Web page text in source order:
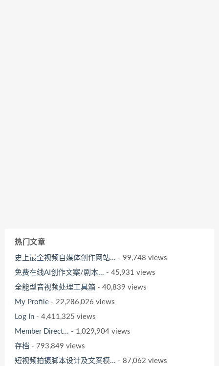
热门文章
史上最全视频自媒体创作网站... - 99,748 views
免费在线AI创作文案/剧本... - 45,931 views
全能型音视频处理工具箱 - 40,839 views
My Profile - 22,286,026 views
Log In - 4,411,325 views
Member Direct... - 1,029,904 views
存档 - 793,849 views
短视频拍摄脚本设计及文案模... - 87,062 views